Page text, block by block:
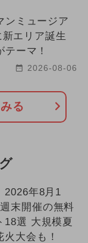
ンミュージア
エリア誕生
ーマ！
2026-08-06
る
2026年8月1
末開催の無料
18選 大規模夏
大会も！